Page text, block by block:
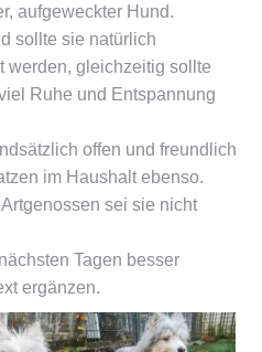
aufgeweckter Hund.
sollte sie natürlich
werden, gleichzeitig sollte
Ruhe und Entspannung
offen und freundlich
im Haushalt ebenso.
sei sie nicht
Tagen besser
ergänzen.